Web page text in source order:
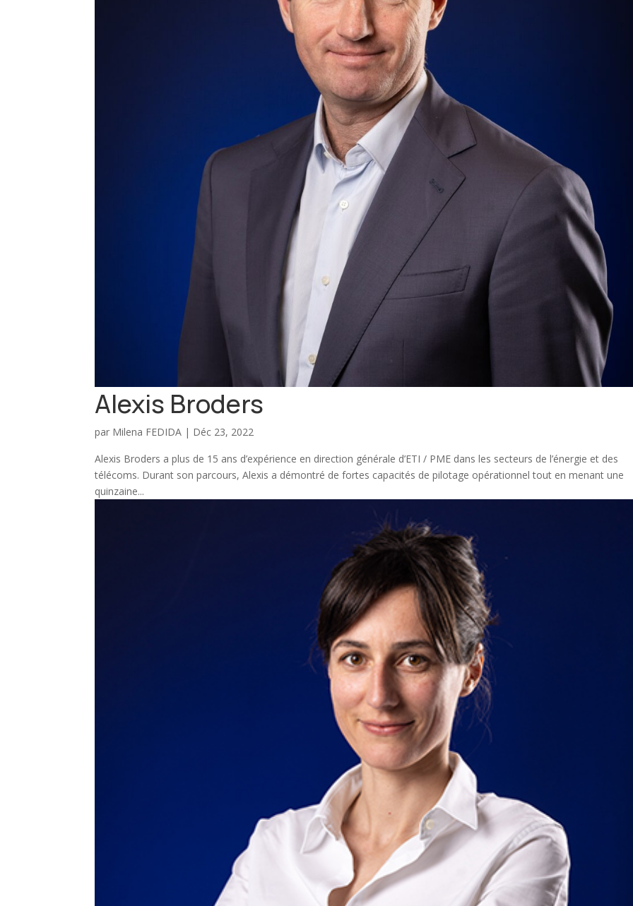
Alexis Broders
par Milena FEDIDA | Déc 23, 2022
Alexis Broders a plus de 15 ans d’expérience en direction générale d’ETI / PME dans les secteurs de l’énergie et des
télécoms. Durant son parcours, Alexis a démontré de fortes capacités de pilotage opérationnel tout en menant une
quinzaine...